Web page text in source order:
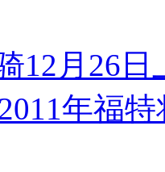
12月26
年福